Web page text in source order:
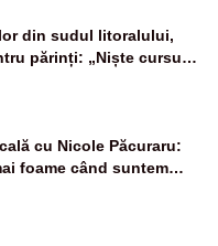
din sudul litoralului,
părinți: „Niște cursuri
nu sunt suficiente”
cu Nicole Păcuraru:
foame când suntem